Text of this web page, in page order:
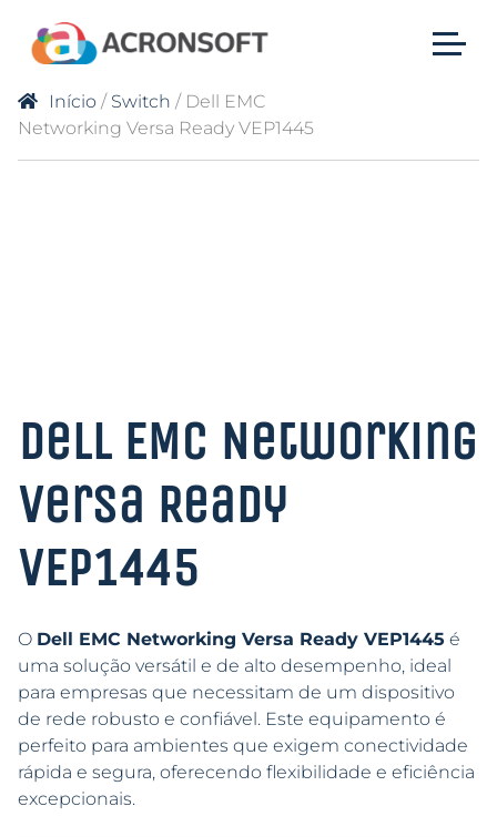
Início / Switch / Dell EMC
Networking Versa Ready VEP1445
Dell EMC Networking
Versa Ready
VEP1445
O Dell EMC Networking Versa Ready VEP1445 é
uma solução versátil e de alto desempenho, ideal
para empresas que necessitam de um dispositivo
de rede robusto e confiável. Este equipamento é
perfeito para ambientes que exigem conectividade
rápida e segura, oferecendo flexibilidade e eficiência
excepcionais.